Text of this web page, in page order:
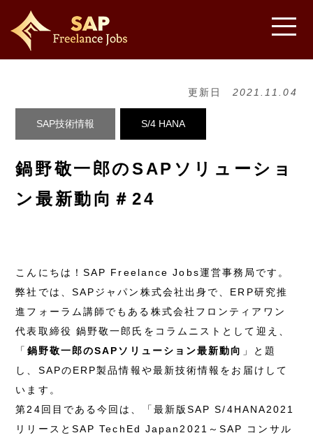
SAP技術情報 S/4 HANA
更新日 2021.11.04
鍋野敬一郎のSAPソリューショ
ン最新動向＃24
こんにちは！SAP Freelance Jobs運営事務局です。
弊社では、SAPジャパン株式会社出身で、ERP研究推
進フォーラム講師でもある株式会社フロンティアワン
代表取締役 鍋野敬一郎氏をコラムニストとして迎え、
「 鍋野敬一郎のSAPソリューション最新動向 」と題
し、SAPのERP製品情報や最新技術情報をお届けして
います。
第24回目である今回は、「最新版SAP S/4HANA2021
リリースとSAP TechEd Japan2021～SAP コンサル